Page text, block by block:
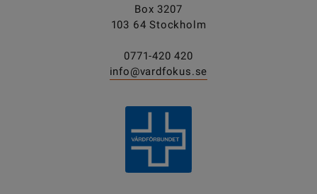
Box 3207
103 64 Stockholm
0771-420 420
info@vardfokus.se